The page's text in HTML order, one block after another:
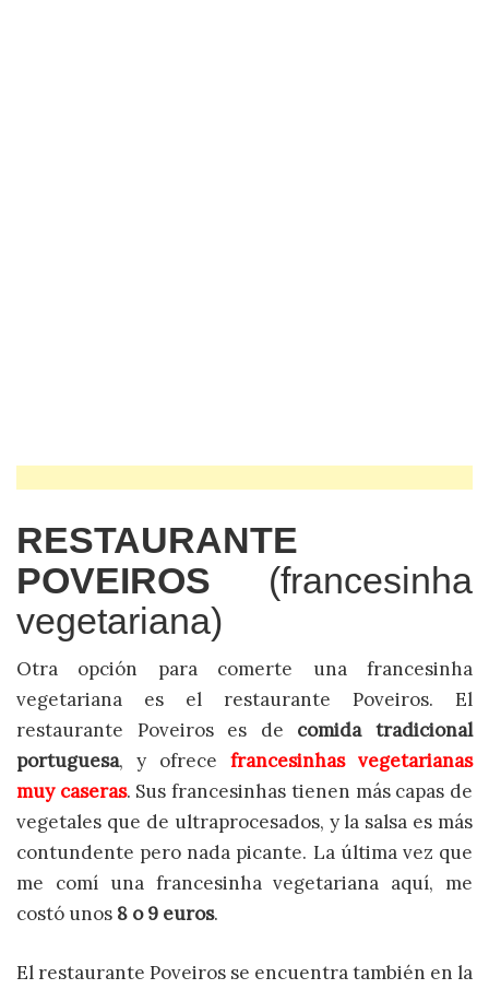
RESTAURANTE
POVEIROS (francesinha
vegetariana)
Otra opción para comerte una francesinha
vegetariana es el restaurante Poveiros. El
restaurante Poveiros es de comida tradicional
portuguesa, y ofrece francesinhas vegetarianas
muy caseras. Sus francesinhas tienen más capas de
vegetales que de ultraprocesados, y la salsa es más
contundente pero nada picante. La última vez que
me comí una francesinha vegetariana aquí, me
costó unos 8 o 9 euros.
El restaurante Poveiros se encuentra también en la